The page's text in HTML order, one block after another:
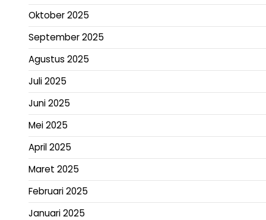
Oktober 2025
September 2025
Agustus 2025
Juli 2025
Juni 2025
Mei 2025
April 2025
Maret 2025
Februari 2025
Januari 2025